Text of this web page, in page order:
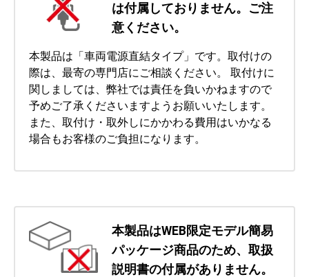
は付属しておりません。ご注
意ください。
本製品は「車両電源直結タイプ」です。取付けの
際は、最寄の専門店にご相談ください。 取付けに
関しましては、弊社では責任を負いかねますので
予めご了承くださいますようお願いいたします。
また、取付け・取外しにかかわる費用はいかなる
場合もお客様のご負担になります。
本製品はWEB限定モデル簡易
パッケージ商品のため、取扱
説明書の付属がありません。